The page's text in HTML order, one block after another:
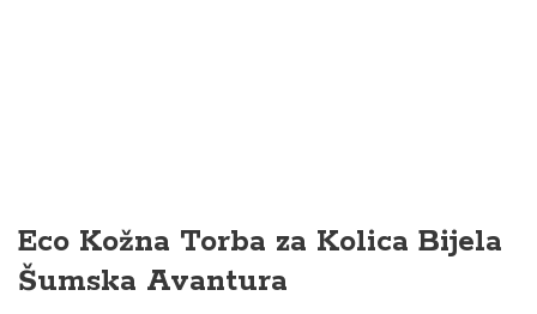
Eco Kožna Torba za Kolica Bijela
Šumska Avantura